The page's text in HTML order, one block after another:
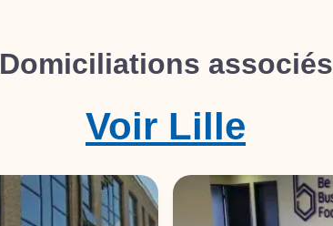
Domiciliations associés
Lille
Voir